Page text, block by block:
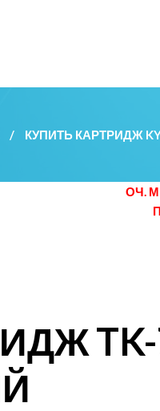
/ КУПИТЬ КАРТРИДЖ
ОЧ.
TK-